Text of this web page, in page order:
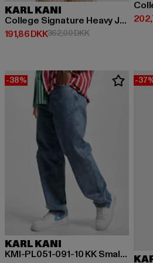
KARL KANI
College Signature Heavy Jersey
191,86 DKK
Nuværende pris: 191,86 DKK
362,00 DKKKampagnepris:
-38%
KARL KANI
KMI-PL051-091-10 KK Small Signature Baggy Five Pocket Denim
-